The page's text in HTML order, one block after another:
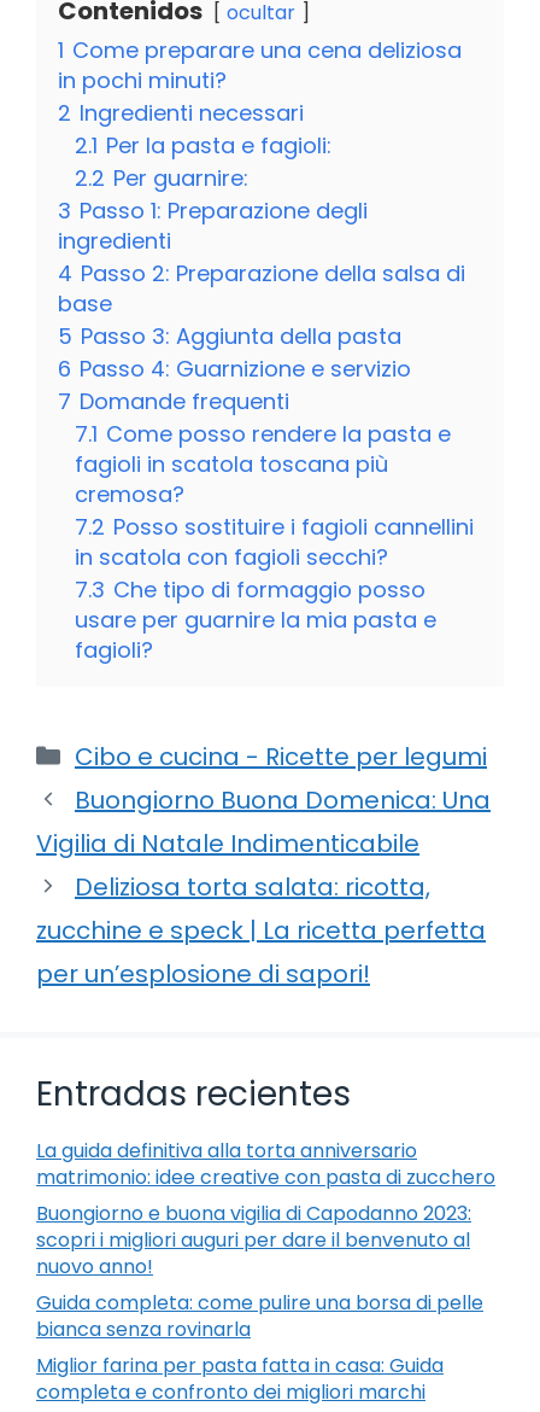
Contenidos ocultar
1 Come preparare una cena deliziosa
in pochi minuti?
2 Ingredienti necessari
2.1 Per la pasta e fagioli:
2.2 Per guarnire:
3 Passo 1: Preparazione degli
ingredienti
4 Passo 2: Preparazione della salsa di
base
5 Passo 3: Aggiunta della pasta
6 Passo 4: Guarnizione e servizio
7 Domande frequenti
7.1 Come posso rendere la pasta e
fagioli in scatola toscana più
cremosa?
7.2 Posso sostituire i fagioli cannellini
in scatola con fagioli secchi?
7.3 Che tipo di formaggio posso
usare per guarnire la mia pasta e
fagioli?
Categorie
Cibo e cucina - Ricette per legumi
Buongiorno Buona Domenica: Una
Vigilia di Natale Indimenticabile
Deliziosa torta salata: ricotta,
zucchine e speck | La ricetta perfetta
per un’esplosione di sapori!
Entradas recientes
La guida definitiva alla torta anniversario
matrimonio: idee creative con pasta di zucchero
Buongiorno e buona vigilia di Capodanno 2023:
scopri i migliori auguri per dare il benvenuto al
nuovo anno!
Guida completa: come pulire una borsa di pelle
bianca senza rovinarla
Miglior farina per pasta fatta in casa: Guida
completa e confronto dei migliori marchi